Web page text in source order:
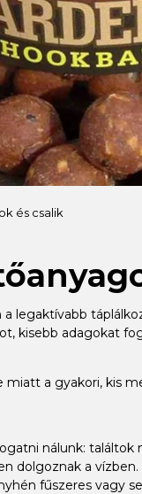
és csalik
a legaktívabb
kisebb adagokat
miatt a gyakori, kis
nálunk:
dolgoznak a
fűszeres vagy